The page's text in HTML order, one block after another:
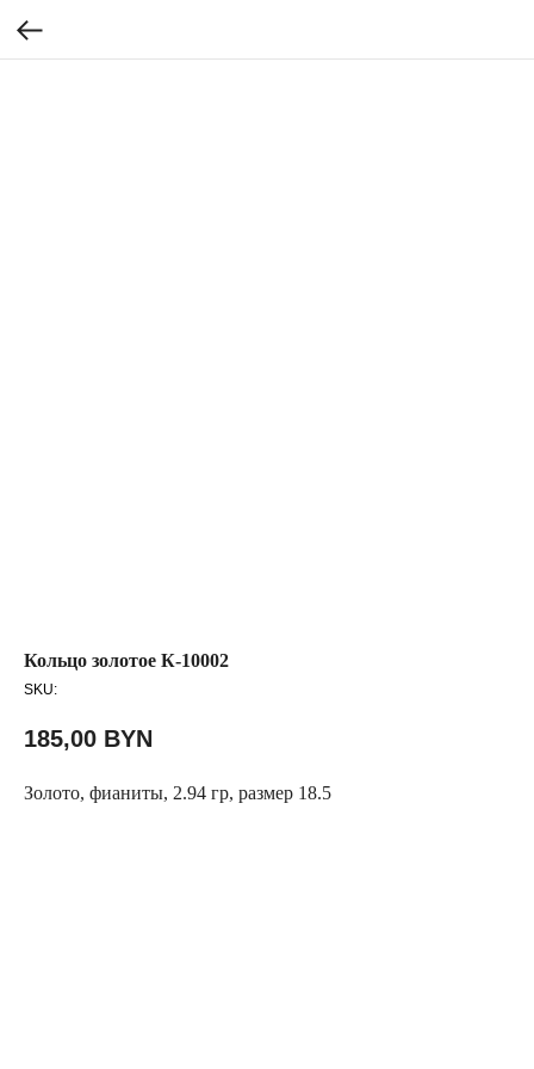
Кольцо золотое К-10002
SKU:
185,00 BYN
Золото, фианиты, 2.94 гр, размер 18.5